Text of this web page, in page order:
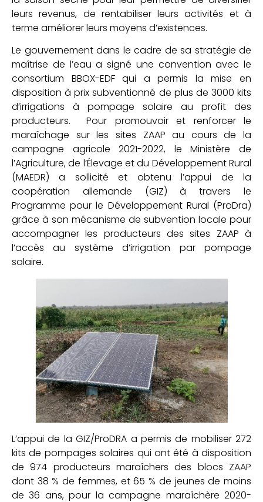
leurs revenus, de rentabiliser leurs activités et à
terme améliorer leurs moyens d’existences.
Le gouvernement dans le cadre de sa stratégie de
maîtrise de l’eau a signé une convention avec le
consortium BBOX-EDF qui a permis la mise en
disposition à prix subventionné de plus de 3000 kits
d’irrigations à pompage solaire au profit des
producteurs. Pour promouvoir et renforcer le
maraîchage sur les sites ZAAP au cours de la
campagne agricole 2021-2022, le Ministère de
l’Agriculture, de l’Élevage et du Développement Rural
(MAEDR) a sollicité et obtenu l’appui de la
coopération allemande (GIZ) à travers le
Programme pour le Développement Rural (ProDra)
grâce à son mécanisme de subvention locale pour
accompagner les producteurs des sites ZAAP à
l’accès au système d’irrigation par pompage
solaire.
L’appui de la GIZ/ProDRA a permis de mobiliser 272
kits de pompages solaires qui ont été à disposition
de 974 producteurs maraîchers des blocs ZAAP
dont 38 % de femmes, et 65 % de jeunes de moins
de 36 ans, pour la campagne maraîchère 2020-